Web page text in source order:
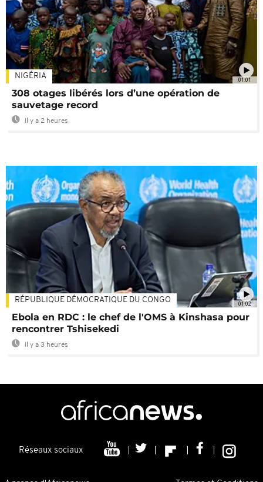
01:01
NIGÉRIA
308 otages libérés lors d’une opération de
sauvetage record
Il y a 2 heures
01:02
RÉPUBLIQUE DÉMOCRATIQUE DU CONGO
Ebola en RDC : le chef de l'OMS à Kinshasa pour
rencontrer Tshisekedi
Il y a 3 heures
Réseaux sociaux